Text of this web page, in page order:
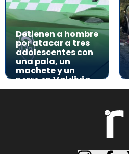
Detienen a hombre
por atacar a tres
adolescentes con
una pala, un
machete y un
perro en Valdivia